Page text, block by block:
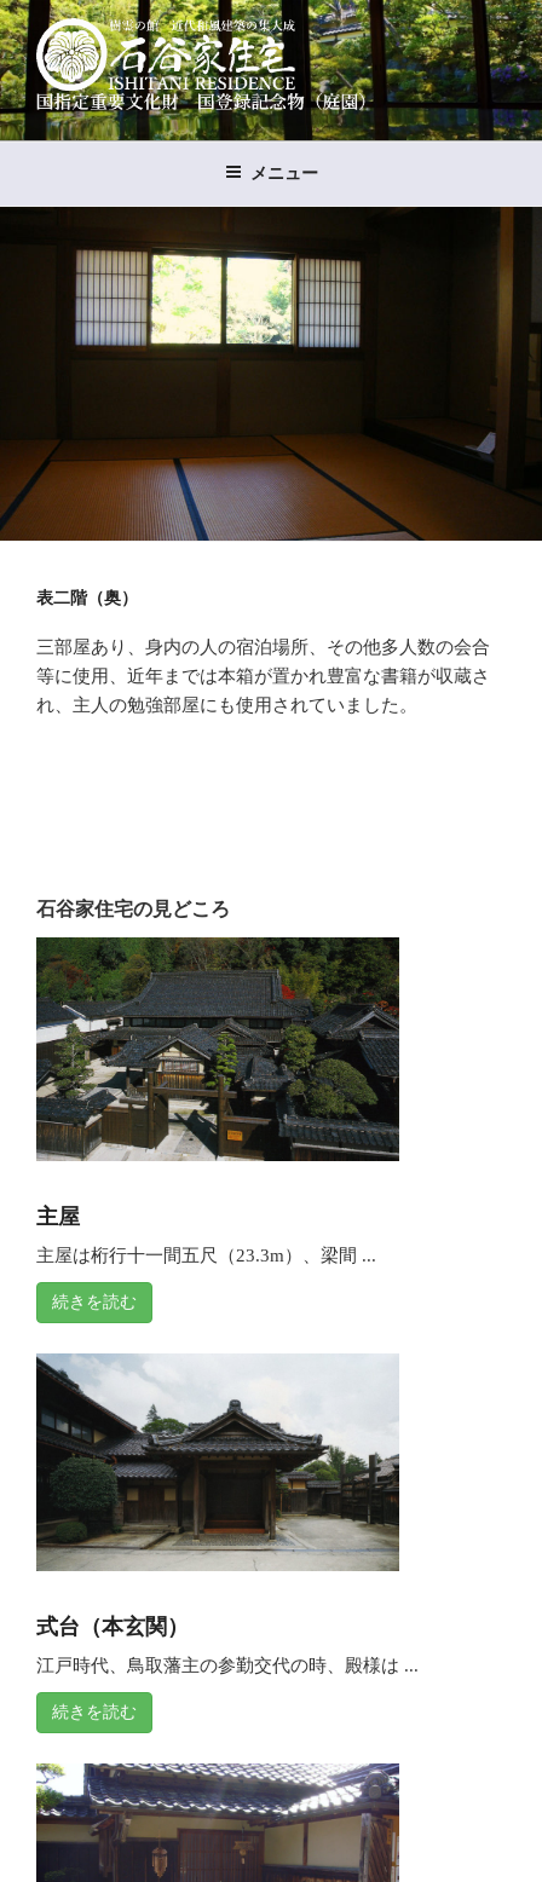
コ
ン
テ
ン
ツ
樹霊の館 石谷家住宅
国指定重要文化財 国登録名勝（石谷氏庭園）
メニュー
表二階（奥）
三部屋あり、身内の人の宿泊場所、その他多人数の会合
等に使用、近年までは本箱が置かれ豊富な書籍が収蔵さ
れ、主人の勉強部屋にも使用されていました。
石谷家住宅の見どころ
主屋
主屋は桁行十一間五尺（23.3m）、梁間 ...
続きを読む
式台（本玄関）
江戸時代、鳥取藩主の参勤交代の時、殿様は ...
続きを読む